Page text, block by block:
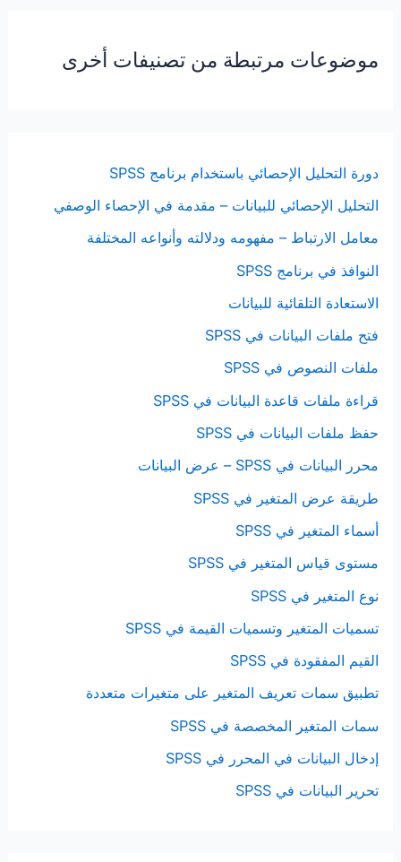
موضوعات مرتبطة من تصنيفات أخرى
دورة التحليل الإحصائي باستخدام برنامج SPSS
التحليل الإحصائي للبيانات – مقدمة في الإحصاء الوصفي
معامل الارتباط – مفهومه ودلالته وأنواعه المختلفة
النوافذ في برنامج SPSS
الاستعادة التلقائية للبيانات
فتح ملفات البيانات في SPSS
ملفات النصوص في SPSS
قراءة ملفات قاعدة البيانات في SPSS
حفظ ملفات البيانات في SPSS
محرر البيانات في SPSS – عرض البيانات
طريقة عرض المتغير في SPSS
أسماء المتغير في SPSS
مستوى قياس المتغير في SPSS
نوع المتغير في SPSS
تسميات المتغير وتسميات القيمة في SPSS
القيم المفقودة في SPSS
تطبيق سمات تعريف المتغير على متغيرات متعددة
سمات المتغير المخصصة في SPSS
إدخال البيانات في المحرر في SPSS
تحرير البيانات في SPSS